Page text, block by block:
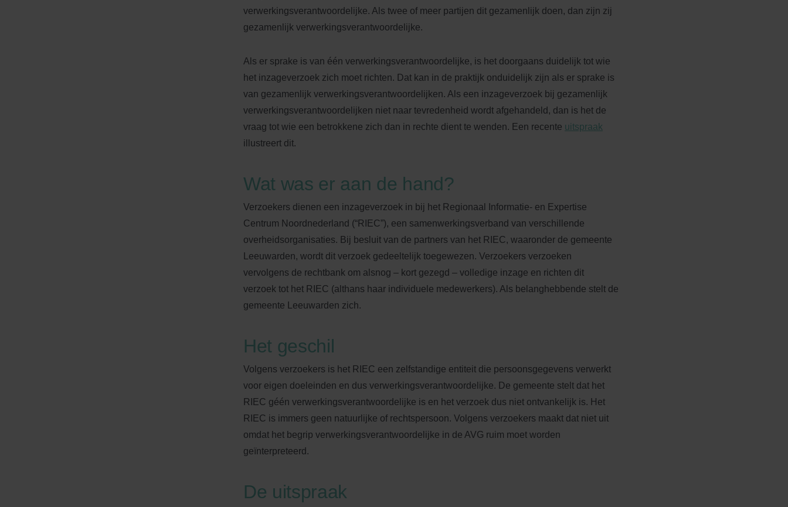
verwerkingsverantwoordelijke. Als twee of meer partijen dit gezamenlijk doen, dan zijn zij
gezamenlijk verwerkingsverantwoordelijke.
Als er sprake is van één verwerkingsverantwoordelijke, is het doorgaans duidelijk tot wie
het inzageverzoek zich moet richten. Dat kan in de praktijk onduidelijk zijn als er sprake is
van gezamenlijk verwerkingsverantwoordelijken. Als een inzageverzoek bij gezamenlijk
verwerkingsverantwoordelijken niet naar tevredenheid wordt afgehandeld, dan is het de
vraag tot wie een betrokkene zich dan in rechte dient te wenden. Een recente uitspraak
illustreert dit.
Wat was er aan de hand?
Verzoekers dienen een inzageverzoek in bij het Regionaal Informatie- en Expertise
Centrum Noordnederland (“RIEC”), een samenwerkingsverband van verschillende
overheidsorganisaties. Bij besluit van de partners van het RIEC, waaronder de gemeente
Leeuwarden, wordt dit verzoek gedeeltelijk toegewezen. Verzoekers verzoeken
vervolgens de rechtbank om alsnog – kort gezegd – volledige inzage en richten dit
verzoek tot het RIEC (althans haar individuele medewerkers). Als belanghebbende stelt de
gemeente Leeuwarden zich.
Het geschil
Volgens verzoekers is het RIEC een zelfstandige entiteit die persoonsgegevens verwerkt
voor eigen doeleinden en dus verwerkingsverantwoordelijke. De gemeente stelt dat het
RIEC géén verwerkingsverantwoordelijke is en het verzoek dus niet ontvankelijk is. Het
RIEC is immers geen natuurlijke of rechtspersoon. Volgens verzoekers maakt dat niet uit
omdat het begrip verwerkingsverantwoordelijke in de AVG ruim moet worden
geïnterpreteerd.
De uitspraak